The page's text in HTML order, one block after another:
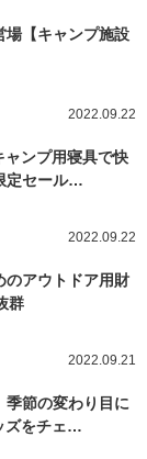
場【キャンプ施設
2022.09.22
ンプ用寝具で快
定セール…
2022.09.22
のアウトドア用財
群
2022.09.21
季節の変わり目に
ズをチェ…